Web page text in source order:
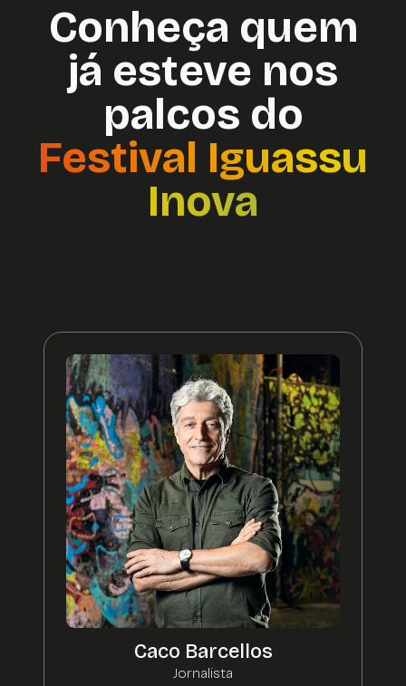
Conheça quem
já esteve nos
palcos do
Festival Iguassu
Inova
Caco Barcellos
Jornalista